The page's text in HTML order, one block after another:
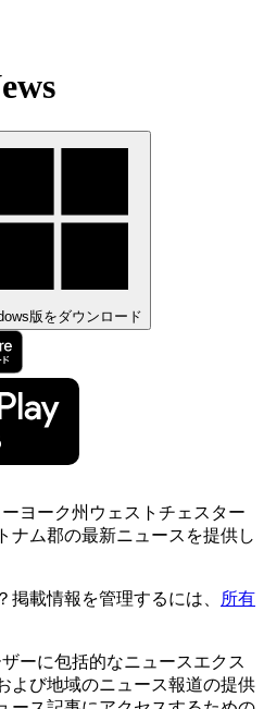
版をダウンロード
ヨーク州ウェストチェスター
ナム郡の最新ニュースを提供し
掲載情報を管理するには、
所有
ーに包括的なニュースエクス
よび地域のニュース報道の提供